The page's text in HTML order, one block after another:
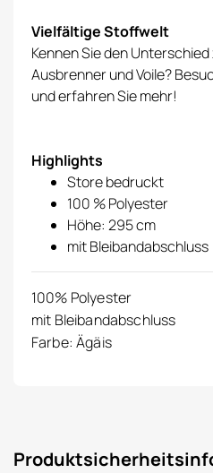
Vielfältige Stoffwelt
Kennen Sie den
Ausbrenner und Voile?
und erfahren Sie mehr!
Highlights
Store bedruckt
100 % Polyester
Höhe: 295 cm
mit Bleibandabschluss
100% Polyester
mit Bleibandabschluss
Farbe: Ägäis